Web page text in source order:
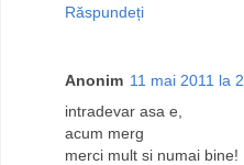
Răspundeți
Anonim 11 mai 2011 la
intradevar asa e,
acum merg
merci mult si numai bine!